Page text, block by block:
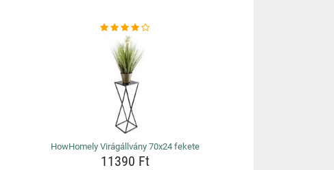
HowHomely Virágállvány 70x24 fekete
11390 Ft